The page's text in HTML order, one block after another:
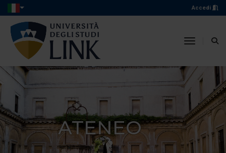
Accedi
toggle
ATENEO